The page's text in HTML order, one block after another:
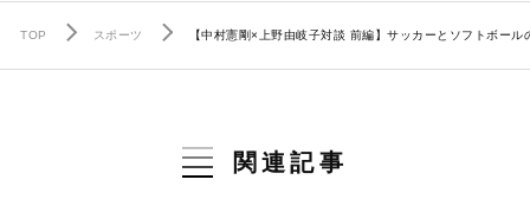
TOP スポーツ 【中村憲剛×上野由岐子対談 前編】サッカーとソフトボー
関連記事